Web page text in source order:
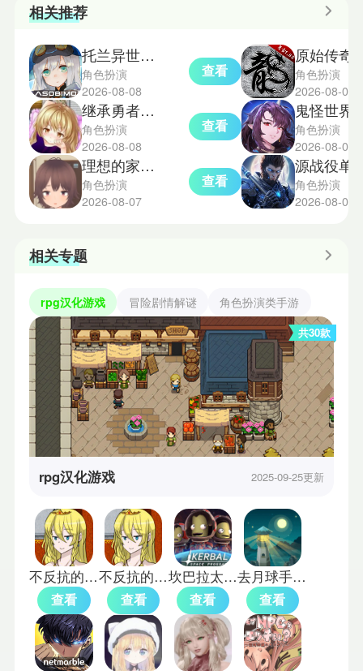
相关推荐
托兰异世录国际服
角色扮演
2026-08-08
查看
继承勇者之力直装版
角色扮演
2026-08-08
查看
理想的家里蹲生活正式版
角色扮演
2026-08-07
查看
原始传奇2
角色扮演
2026-08-07
鬼怪世界
角色扮演
2026-08-07
角色扮演
2026-08-07
相关专题
rpg汉化游戏 冒险剧情解谜 角色扮演类手游
共30款
rpg汉化游戏 2025-09-25更新
不反抗的npc世界7汉化版
查看
不反抗的npc世界汉化直装版
查看
坎巴拉太空计划汉化版
查看
去月球手机版
查看